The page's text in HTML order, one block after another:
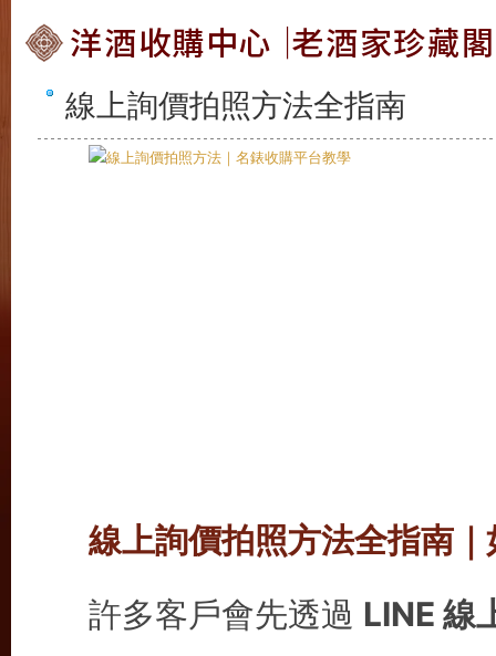
線上詢價拍照方法全指南
線上詢價拍照方法全指南
許多客戶會先透過 LINE 線